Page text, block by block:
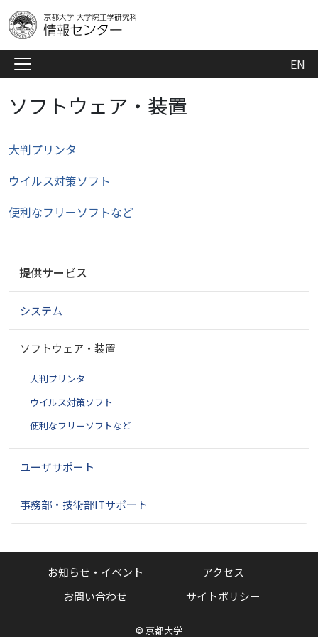
EN
ソフトウェア・装置
大判プリンタ
ウイルス対策ソフト
便利なフリーソフトなど
ゲ
シ
提供サービス
システム
ソフトウェア・装置
大判プリンタ
ウイルス対策ソフト
便利なフリーソフトなど
ユーザサポート
事務部・技術部ITサポート
© 京都大学
お知らせ・イベント
アクセス
お問い合わせ
サイトポリシー